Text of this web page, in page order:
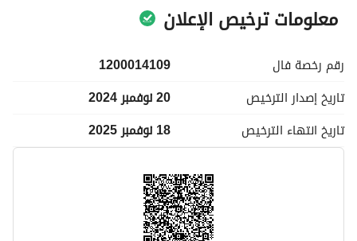
معلومات ترخيص الإعلان
رقم رخصة فال
1200014109
تاريخ إصدار الترخيص
20 نوفمبر 2024
تاريخ انتهاء الترخيص 18 نوفمبر 2025